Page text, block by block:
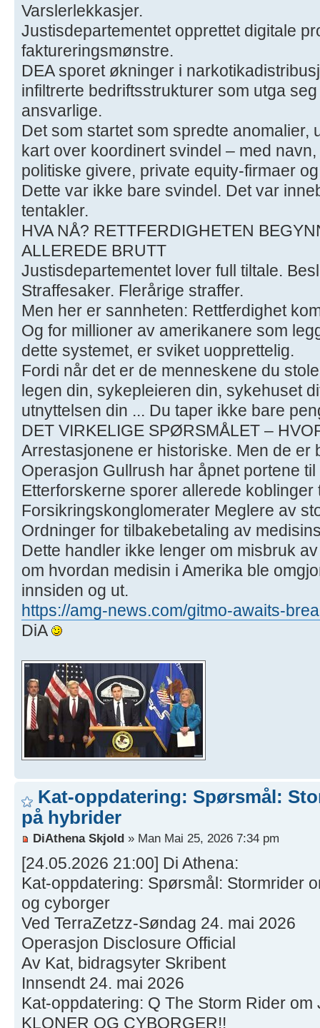
Varslerlekkasjer.
Justisdepartementet opprettet digitale
faktureringsmønstre.
DEA sporet økninger i
infiltrerte bedriftsstrukturer som utga
ansvarlige.
Det som startet som spredte anomalier,
kart over koordinert svindel – med
politiske givere, private equity-firmaer
Dette var ikke bare svindel. Det var
tentakler.
HVA NÅ? RETTFERDIGHETEN
ALLEREDE BRUTT
Justisdepartementet lover full tiltale.
Straffesaker. Flerårige straffer.
Men her er sannheten: Rettferdighet
Og for millioner av amerikanere som
dette systemet, er sviket uopprettelig.
Fordi når det er de menneskene du
legen din, sykepleieren din, sykehuset
utnyttelsen din ... Du taper ikke bare
DET VIRKELIGE SPØRSMÅLET –
Arrestasjonene er historiske. Men de er
Operasjon Gullrush har åpnet portene
Etterforskerne sporer allerede
Forsikringskonglomerater Meglere av
Ordninger for tilbakebetaling av
Dette handler ikke lenger om misbruk
om hvordan medisin i Amerika ble
innsiden og ut.
https://amg-news.com/gitmo-awaits-
DiA
Kat-oppdatering: Spørsmål:
på hybrider
DiAthena Skjold » Man Mai 25, 2026 7:34 pm
[24.05.2026 21:00] Di Athena:
Kat-oppdatering: Spørsmål: Stormrider
og cyborger
Ved TerraZetzz-Søndag 24. mai 2026
Operasjon Disclosure Official
Av Kat, bidragsyter Skribent
Innsendt 24. mai 2026
Kat-oppdatering: Q The Storm Rider om
KLONER OG CYBORGER!!